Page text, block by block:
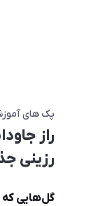
پک های
راز
رزینی
گل‌هایی که